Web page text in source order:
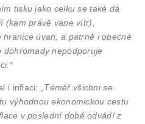
tisku jako celku se také dá
(kam právě vane vítr),
úvah, a patrně i obecné
dohromady nepodporuje
i inflaci:
„Téměř všichni se
výhodnou ekonomickou cestu
v poslední době odvádí z